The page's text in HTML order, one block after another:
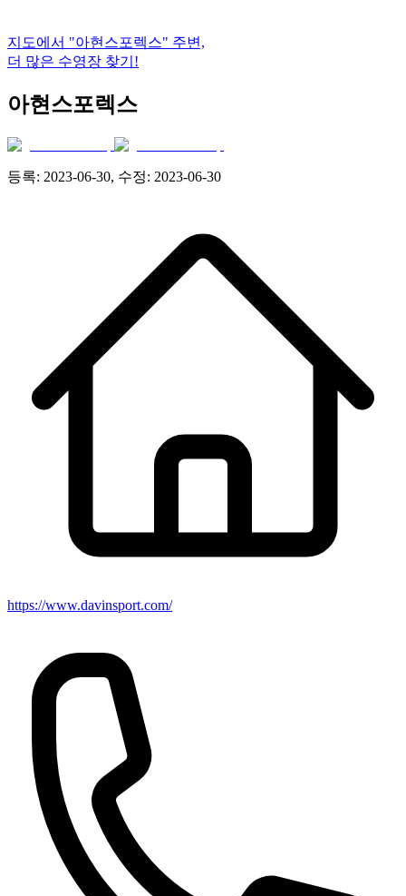
지도에서 "아현스포렉스" 주변,
더 많은 수영장 찾기!
아현스포렉스
등록: 2023-06-30, 수정: 2023-06-30
https://www.davinsport.com/